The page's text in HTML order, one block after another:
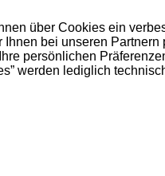
über Cookies ein
bei unseren
persönlichen
werden lediglich